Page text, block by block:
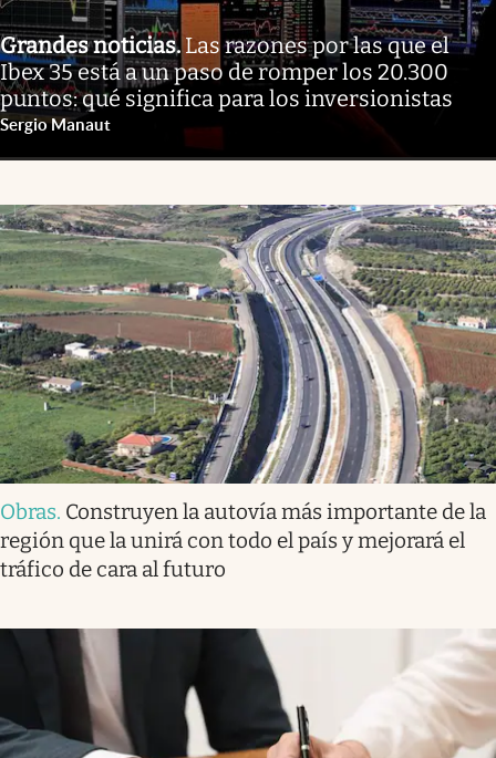
Grandes noticias.Las razones por las que el
Ibex 35 está a un paso de romper los 20.300
puntos: qué significa para los inversionistas
Sergio Manaut
Obras. Construyen la autovía más importante de la
región que la unirá con todo el país y mejorará el
tráfico de cara al futuro